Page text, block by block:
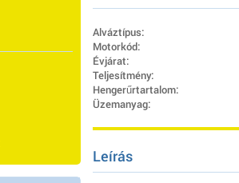
Alváztípus:
Motorkód:
Évjárat:
Teljesítmény:
Hengerűrtartalom:
Üzemanyag:
Leírás